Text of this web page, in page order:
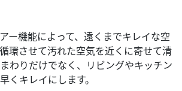
ー機能によって、遠くまでキレイな空
環させて汚れた空気を近くに寄せて清
わりだけでなく、リビングやキッチン
くキレイにします。